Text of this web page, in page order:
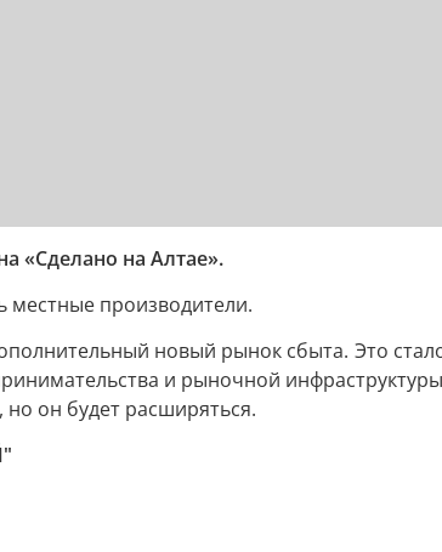
«Сделано на Алтае».
местные производители.
новый рынок сбыта. Это
и рыночной
он будет расширяться.